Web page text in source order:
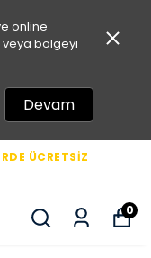
online
veya bölgeyi
Devam
ÜCRETSİZ
0